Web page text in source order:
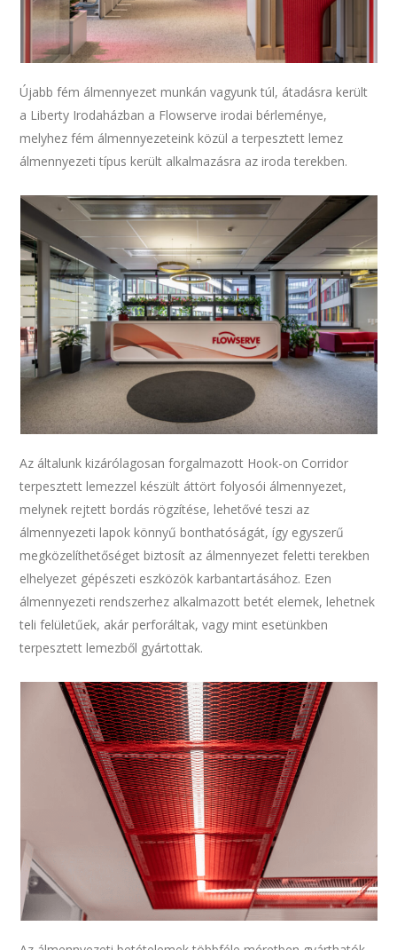
Újabb fém álmennyezet munkán vagyunk túl, átadásra került
a Liberty Irodaházban a Flowserve irodai bérleménye,
melyhez fém álmennyezeteink közül a terpesztett lemez
álmennyezeti típus került alkalmazásra az iroda terekben.
Az általunk kizárólagosan forgalmazott Hook-on Corridor
terpesztett lemezzel készült áttört folyosói álmennyezet,
melynek rejtett bordás rögzítése, lehetővé teszi az
álmennyezeti lapok könnyű bonthatóságát, így egyszerű
megközelíthetőséget biztosít az álmennyezet feletti terekben
elhelyezet gépészeti eszközök karbantartásához. Ezen
álmennyezeti rendszerhez alkalmazott betét elemek, lehetnek
teli felületűek, akár perforáltak, vagy mint esetünkben
terpesztett lemezből gyártottak.